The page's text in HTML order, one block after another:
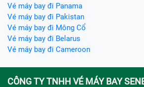
Vé máy bay đi Panama
Vé máy bay đi Pakistan
Vé máy bay đi Mông Cổ
Vé máy bay đi Belarus
Vé máy bay đi Cameroon
CÔNG TY TNHH VÉ MÁY BAY